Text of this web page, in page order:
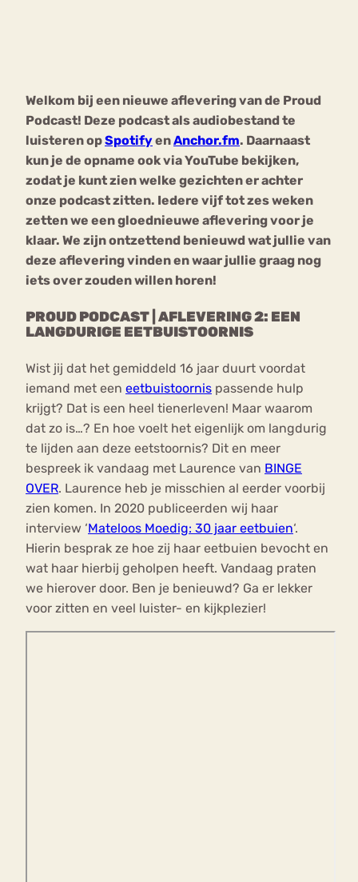
Welkom bij een nieuwe aflevering van de Proud
Podcast! Deze podcast als audiobestand te
luisteren opSpotifyenAnchor.fm. Daarnaast
kun je de opname ook via YouTube bekijken,
zodat je kunt zien welke gezichten er achter
onze podcast zitten. Iedere vijf tot zes weken
zetten we een gloednieuwe aflevering voor je
klaar. We zijn ontzettend benieuwd wat jullie van
deze aflevering vinden en waar jullie graag nog
iets over zouden willen horen!
PROUD PODCAST | AFLEVERING 2: EEN
LANGDURIGE EETBUISTOORNIS
Wist jij dat het gemiddeld 16 jaar duurt voordat
iemand met een eetbuistoornis passende hulp
krijgt? Dat is een heel tienerleven! Maar waarom
dat zo is…? En hoe voelt het eigenlijk om langdurig
te lijden aan deze eetstoornis? Dit en meer
bespreek ik vandaag met Laurence van BINGE
OVER. Laurence heb je misschien al eerder voorbij
zien komen. In 2020 publiceerden wij haar
interview ‘Mateloos Moedig: 30 jaar eetbuien‘.
Hierin besprak ze hoe zij haar eetbuien bevocht en
wat haar hierbij geholpen heeft. Vandaag praten
we hierover door. Ben je benieuwd? Ga er lekker
voor zitten en veel luister- en kijkplezier!
Forum
osa
Eetbuien Piekeren Sport
Trauma
Orthorexia
Afvallen Angst